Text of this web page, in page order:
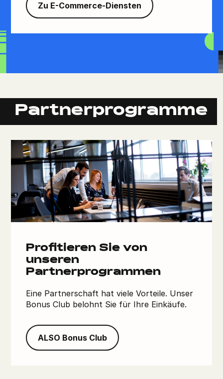
Zu E-Commerce-Diensten
Partnerprogramme
Profitieren Sie von
unseren
Partnerprogrammen
Eine Partnerschaft hat viele Vorteile. Unser
Bonus Club belohnt Sie für Ihre Einkäufe.
ALSO Bonus Club